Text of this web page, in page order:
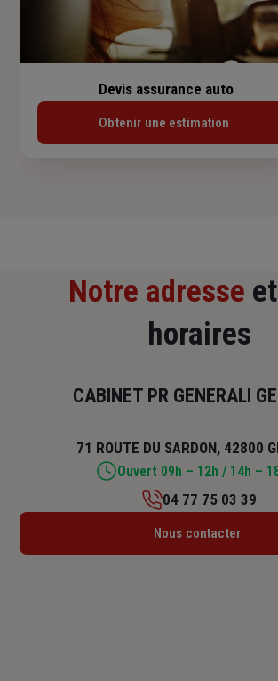
Devis assurance auto
Obtenir une estimation
Notre adresse
horaires
CABINET PR GENERALI
71 ROUTE DU SARDON, 42800
Ouvert 09h
Lundi : 14h – 18h
04 77 75 03 39
Nous contacter